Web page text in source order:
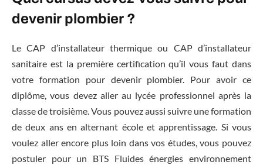
devenir plombier ?
Le CAP d’installateur thermique ou CAP d’installateur
sanitaire est la première certification qu’il vous faut dans
votre formation pour devenir plombier. Pour avoir ce
diplôme, vous devez aller au lycée professionnel après la
classe de troisième. Vous pouvez aussi suivre une formation
de deux ans en alternant école et apprentissage. Si vous
voulez aller encore plus loin dans vos études, vous pouvez
postuler pour un BTS Fluides énergies environnement